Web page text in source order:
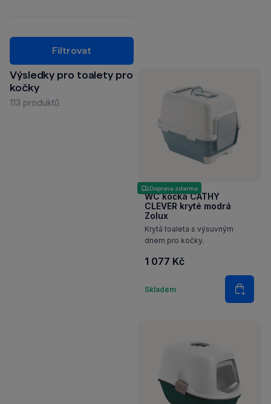
Výsledky pro toalety pro
kočky
113 produktů
Filtrovat
Doprava zdarma
WC kočka CATHY
CLEVER kryté modrá
Zolux
Krytá toaleta s výsuvným
dnem pro kočky.
1 077 Kč
Skladem
Množství
Do